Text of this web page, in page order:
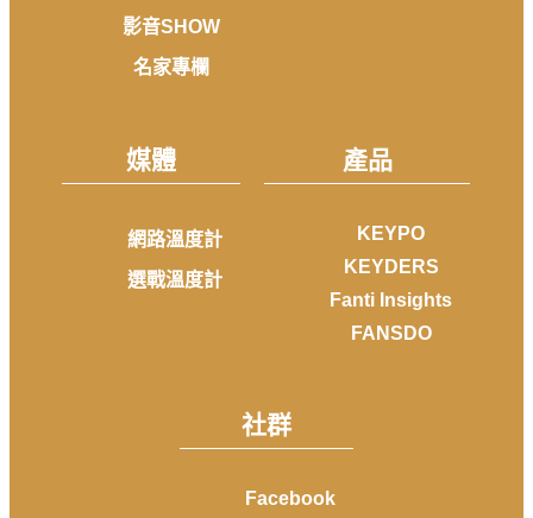
影音SHOW
名家專欄
媒體
網路溫度計
選戰溫度計
產品
KEYPO
KEYDERS
Fanti Insights
FANSDO
社群
Facebook